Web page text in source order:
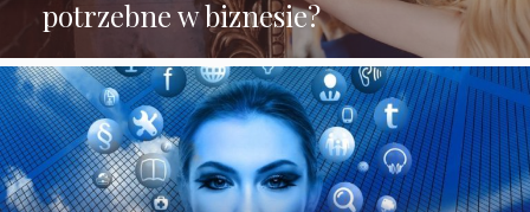
potrzebne w biznesie?